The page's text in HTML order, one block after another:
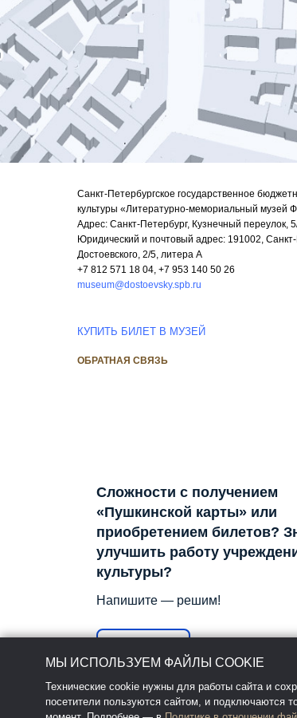
Санкт-Петербургское государственное
культуры «Литературно-мемориальный музей
Адрес: Санкт-Петербург, Кузнечный переулок,
Юридический и почтовый адрес: 191002, Санкт-
Достоевского, 2/5, литера А
+7 812 571 18 04, +7 953 140 50 26
museum@dostoevsky.spb.ru
КУПИТЬ БИЛЕТ В МУЗЕЙ
ОБРАТНАЯ СВЯЗЬ
Сложности с получением
«Пушкинской карты» или
приобретением билетов?
улучшить работу
культуры?
Напишите — решим!
МЫ ИСПОЛЬЗУЕМ ФАЙЛЫ COOKIE
Технические cookie нужны для работы сайта и
посетители пользуются сайтом, и подключаются